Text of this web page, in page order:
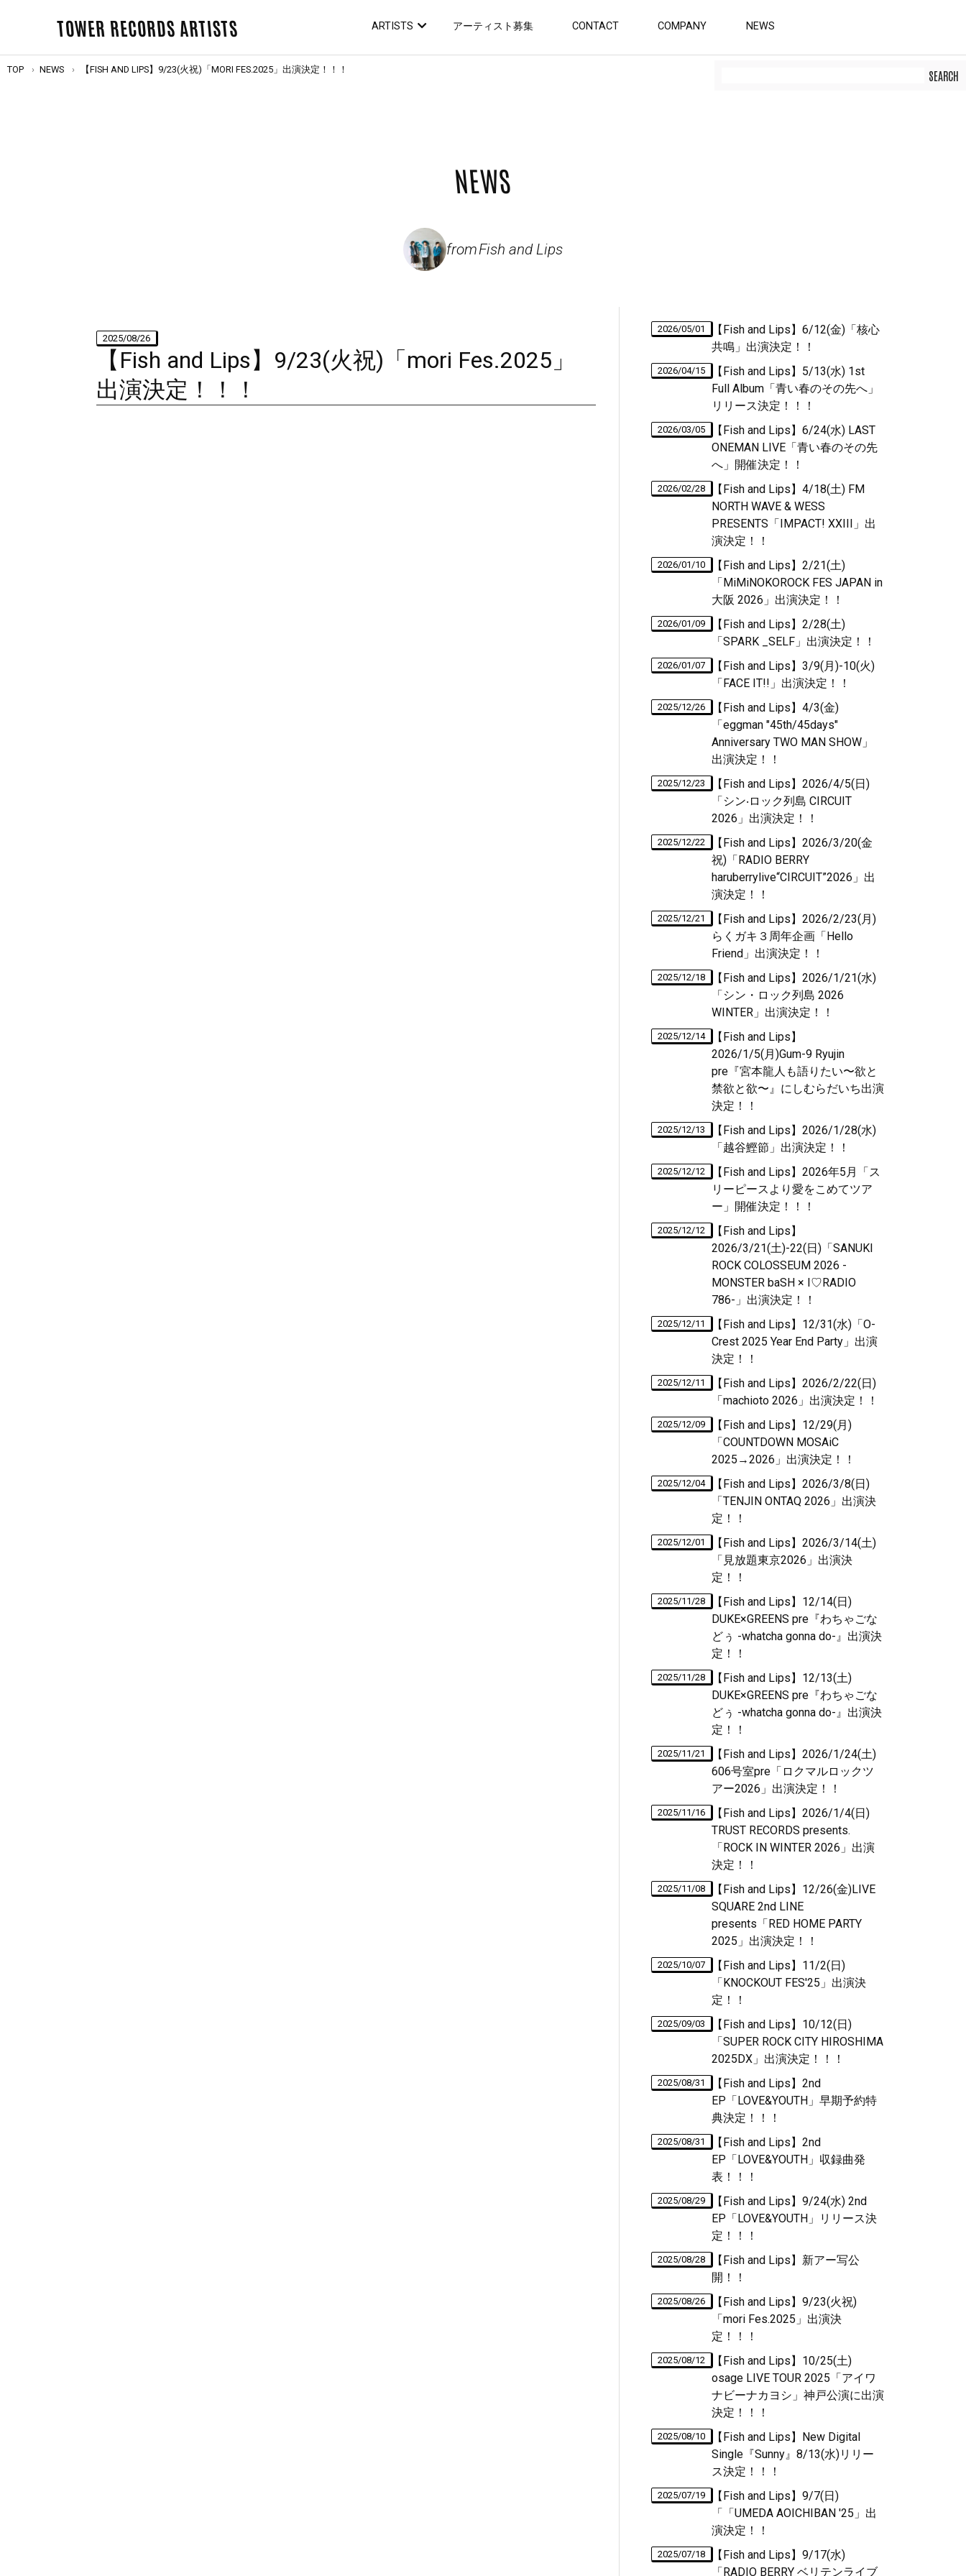
TOWER RECORDS ARTISTS ARTISTS アーティスト募集 CONTACT COMPANY NEWS
TOP NEWS 【FISH AND LIPS】9/23(火祝)「MORI FES.2025」出演決定！！！
NEWS
fromFish and Lips
2025/08/26
【Fish and Lips】9/23(火祝)「mori Fes.2025」
出演決定！！！
2026/05/01
【Fish and Lips】6/12(金)「核心
共鳴」出演決定！！
2026/04/15
【Fish and Lips】5/13(水) 1st
Full Album「青い春のその先へ」
リリース決定！！！
2026/03/05
【Fish and Lips】6/24(水) LAST
ONEMAN LIVE「青い春のその先
へ」開催決定！！
2026/02/28
【Fish and Lips】4/18(土) FM
NORTH WAVE & WESS
PRESENTS「IMPACT! XXIII」出
演決定！！
2026/01/10
【Fish and Lips】2/21(土)
「MiMiNOKOROCK FES JAPAN in
大阪 2026」出演決定！！
2026/01/09
【Fish and Lips】2/28(土)
「SPARK _SELF」出演決定！！
2026/01/07
【Fish and Lips】3/9(月)-10(火)
「FACE IT!!」出演決定！！
2025/12/26
【Fish and Lips】4/3(金)
「eggman "45th/45days"
Anniversary TWO MAN SHOW」
出演決定！！
2025/12/23
【Fish and Lips】2026/4/5(日)
「シン‧ロック列島 CIRCUIT
2026」出演決定！！
2025/12/22
【Fish and Lips】2026/3/20(金
祝)「RADIO BERRY
haruberrylive“CIRCUIT”2026」出
演決定！！
2025/12/21
【Fish and Lips】2026/2/23(月)
らくガキ３周年企画「Hello
Friend」出演決定！！
2025/12/18
【Fish and Lips】2026/1/21(水)
「シン・ロック列島 2026
WINTER」出演決定！！
2025/12/14
【Fish and Lips】
2026/1/5(月)Gum-9 Ryujin
pre『宮本龍人も語りたい〜欲と
禁欲と欲〜』にしむらだいち出演
決定！！
2025/12/13
【Fish and Lips】2026/1/28(水)
「越谷鰹節」出演決定！！
2025/12/12
【Fish and Lips】2026年5月「ス
リーピースより愛をこめてツア
ー」開催決定！！！
2025/12/12
【Fish and Lips】
2026/3/21(土)-22(日)「SANUKI
ROCK COLOSSEUM 2026 -
MONSTER baSH × I♡RADIO
786-」出演決定！！
2025/12/11
【Fish and Lips】12/31(水)「O-
Crest 2025 Year End Party」出演
決定！！
2025/12/11
【Fish and Lips】2026/2/22(日)
「machioto 2026」出演決定！！
2025/12/09
【Fish and Lips】12/29(月)
「COUNTDOWN MOSAiC
2025→2026」出演決定！！
2025/12/04
【Fish and Lips】2026/3/8(日)
「TENJIN ONTAQ 2026」出演決
定！！
2025/12/01
【Fish and Lips】2026/3/14(土)
「見放題東京2026」出演決
定！！
2025/11/28
【Fish and Lips】12/14(日)
DUKE×GREENS pre『わちゃごな
どぅ -whatcha gonna do-』出演決
定！！
2025/11/28
【Fish and Lips】12/13(土)
DUKE×GREENS pre『わちゃごな
どぅ -whatcha gonna do-』出演決
定！！
2025/11/21
【Fish and Lips】2026/1/24(土)
606号室pre「ロクマルロックツ
アー2026」出演決定！！
2025/11/16
【Fish and Lips】2026/1/4(日)
TRUST RECORDS presents.
「ROCK IN WINTER 2026」出演
決定！！
2025/11/08
【Fish and Lips】12/26(金)LIVE
SQUARE 2nd LINE
presents「RED HOME PARTY
2025」出演決定！！
2025/10/07
【Fish and Lips】11/2(日)
「KNOCKOUT FES'25」出演決
定！！
2025/09/03
【Fish and Lips】10/12(日)
「SUPER ROCK CITY HIROSHIMA
2025DX」出演決定！！！
2025/08/31
【Fish and Lips】2nd
EP「LOVE&YOUTH」早期予約特
典決定！！！
2025/08/31
【Fish and Lips】2nd
EP「LOVE&YOUTH」収録曲発
表！！！
2025/08/29
【Fish and Lips】9/24(水) 2nd
EP「LOVE&YOUTH」リリース決
定！！！
2025/08/28
【Fish and Lips】新アー写公
開！！
2025/08/26
【Fish and Lips】9/23(火祝)
「mori Fes.2025」出演決
定！！！
2025/08/12
【Fish and Lips】10/25(土)
osage LIVE TOUR 2025「アイワ
ナビーナカヨシ」神戸公演に出演
決定！！！
2025/08/10
【Fish and Lips】New Digital
Single『Sunny』8/13(水)リリー
ス決定！！！
2025/07/19
【Fish and Lips】9/7(日)
「「UMEDA AOICHIBAN '25」出
演決定！！
2025/07/18
【Fish and Lips】9/17(水)
「RADIO BERRY ベリテンライブ